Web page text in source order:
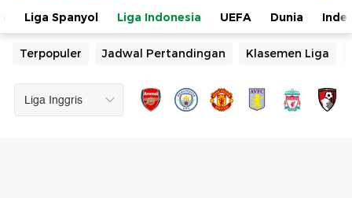
Liga Spanyol Liga Indonesia UEFA Dunia
Terpopuler Jadwal Pertandingan Klasemen Liga